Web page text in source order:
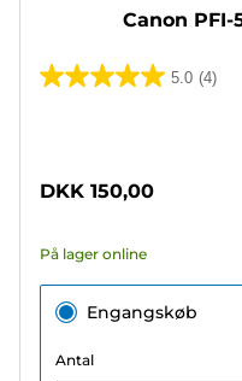
Canon
5.0 (4)
5.0
stjerner.
anmeldelser
DKK 150,00
På lager online
Engangskøb
Antal